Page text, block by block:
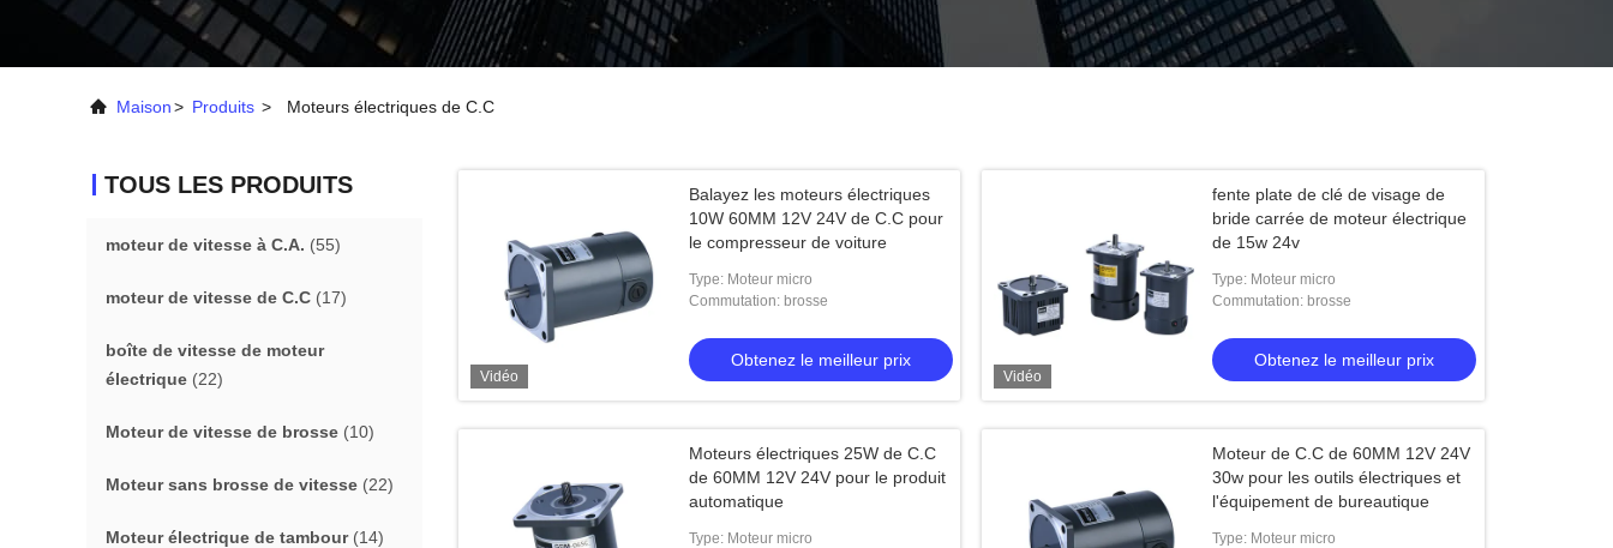
Maison> Produits > Moteurs électriques de C.C
TOUS LES PRODUITS
moteur de vitesse à C.A. (55)
moteur de vitesse de C.C (17)
boîte de vitesse de moteur
électrique (22)
Moteur de vitesse de brosse (10)
Moteur sans brosse de vitesse (22)
Moteur électrique de tambour(14)
Vidéo
Balayez les moteurs électriques
10W 60MM 12V 24V de C.C pour
le compresseur de voiture
Type: Moteur micro
Commutation: brosse
Obtenez le meilleur prix
Vidéo
fente plate de clé de visage de
bride carrée de moteur électrique
de 15w 24v
Type: Moteur micro
Commutation: brosse
Obtenez le meilleur prix
Moteurs électriques 25W de C.C
de 60MM 12V 24V pour le produit
automatique
Type: Moteur micro
Moteur de C.C de 60MM 12V 24V
30w pour les outils électriques et
l'équipement de bureautique
Type: Moteur micro